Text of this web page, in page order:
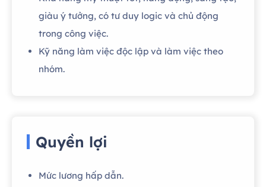
giàu ý tưởng, có tư duy logic và chủ động
trong công việc.
Kỹ năng làm việc độc lập và làm việc theo
nhóm.
Quyền lợi
Mức lương hấp dẫn.